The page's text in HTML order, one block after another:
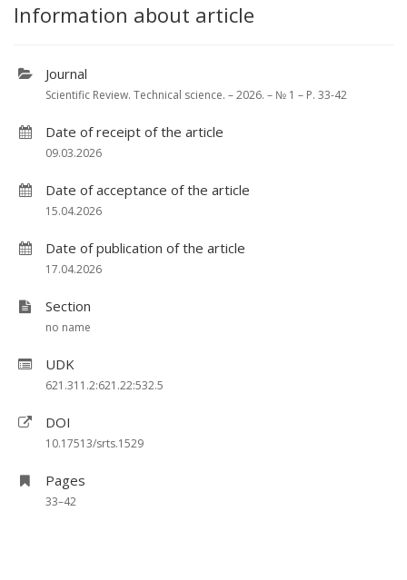
Information about article
Journal
Scientific Review. Technical science. – 2026. – № 1 – P. 33-42
Date of receipt of the article
09.03.2026
Date of acceptance of the article
15.04.2026
Date of publication of the article
17.04.2026
Section
no name
UDK
621.311.2:621.22:532.5
DOI
10.17513/srts.1529
Pages
33–42